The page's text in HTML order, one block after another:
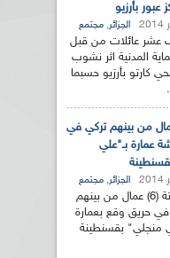
عبور بأرزيو
الجزائر, مجتمع
عشر عائلات من قبل
المدنية اثر نشوب
كارتو بأرزيو حسبما
6 عمال من بينهم تركي في
عمارة بـ"علي
الجزائر, مجتمع
أصيب ستة (6) عمال من بينهم
حريق وقع بعمارة
منجلي" بقسنطينة